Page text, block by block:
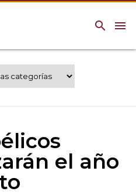
menu
search
UAG
el año